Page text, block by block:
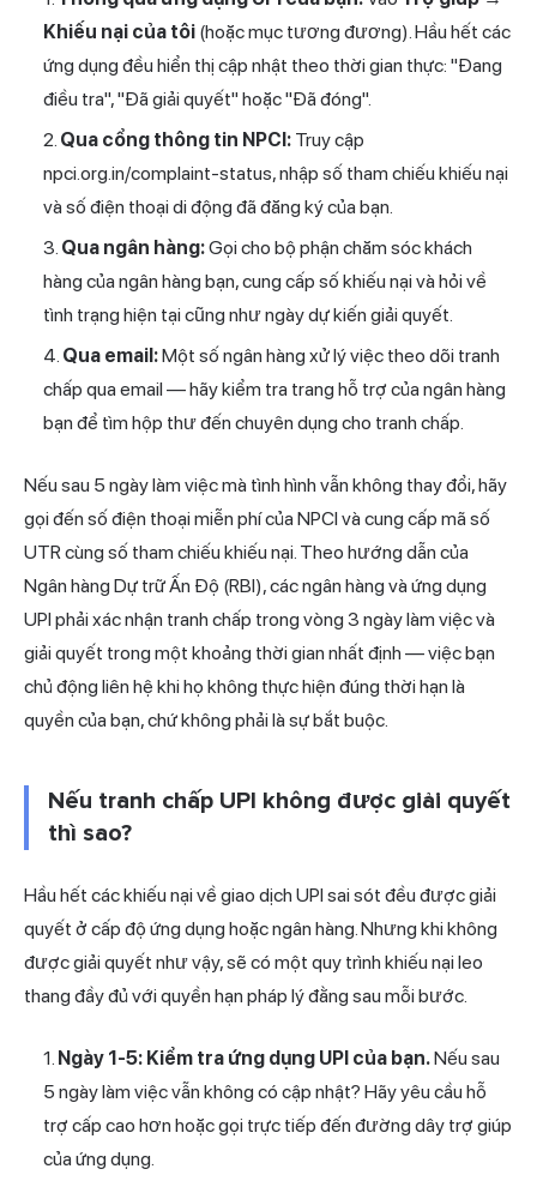
Khiếu nại của tôi (hoặc mục tương đương). Hầu hết các
ứng dụng đều hiển thị cập nhật theo thời gian thực: "Đang
điều tra", "Đã giải quyết" hoặc "Đã đóng".
Qua cổng thông tin NPCI: Truy cập
npci.org.in/complaint-status, nhập số tham chiếu khiếu nại
và số điện thoại di động đã đăng ký của bạn.
Qua ngân hàng:Gọi cho bộ phận chăm sóc khách
hàng của ngân hàng bạn, cung cấp số khiếu nại và hỏi về
tình trạng hiện tại cũng như ngày dự kiến giải quyết.
Qua email:Một số ngân hàng xử lý việc theo dõi tranh
chấp qua email — hãy kiểm tra trang hỗ trợ của ngân hàng
bạn để tìm hộp thư đến chuyên dụng cho tranh chấp.
Nếu sau 5 ngày làm việc mà tình hình vẫn không thay đổi, hãy
gọi đến số điện thoại miễn phí của NPCI và cung cấp mã số
UTR cùng số tham chiếu khiếu nại. Theo hướng dẫn của
Ngân hàng Dự trữ Ấn Độ (RBI), các ngân hàng và ứng dụng
UPI phải xác nhận tranh chấp trong vòng 3 ngày làm việc và
giải quyết trong một khoảng thời gian nhất định — việc bạn
chủ động liên hệ khi họ không thực hiện đúng thời hạn là
quyền của bạn, chứ không phải là sự bắt buộc.
Nếu tranh chấp UPI không được giải quyết
thì sao?
Hầu hết các khiếu nại về giao dịch UPI sai sót đều được giải
quyết ở cấp độ ứng dụng hoặc ngân hàng. Nhưng khi không
được giải quyết như vậy, sẽ có một quy trình khiếu nại leo
thang đầy đủ với quyền hạn pháp lý đằng sau mỗi bước.
Ngày 1-5: Kiểm tra ứng dụng UPI của bạn.Nếu sau
5 ngày làm việc vẫn không có cập nhật? Hãy yêu cầu hỗ
trợ cấp cao hơn hoặc gọi trực tiếp đến đường dây trợ giúp
của ứng dụng.